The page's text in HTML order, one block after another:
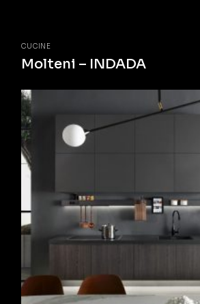
CUCINE
Molteni – INDADA